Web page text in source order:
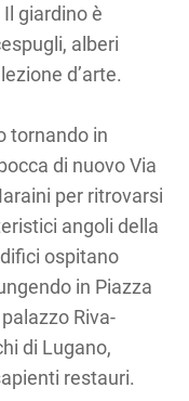
giardino è
alberi
d’arte.
tornando in
di nuovo Via
per ritrovarsi
angoli della
ospitano
in Piazza
Riva-
di Lugano,
restauri.